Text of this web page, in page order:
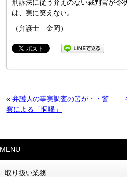
刑訴法に従う弁えのない裁判官が令
は、実に笑えない。
（弁護士 金岡）
«弁護人の事実調査の筈が・・警
察による「恫喝」
MENU
取り扱い業務